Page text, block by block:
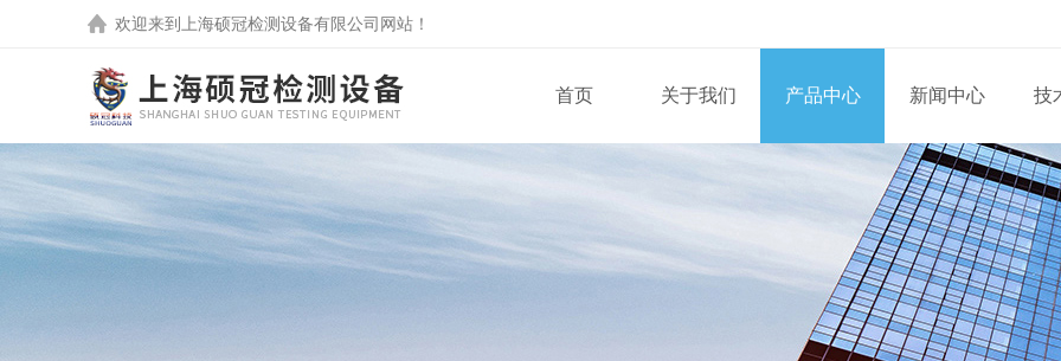
欢迎来到 上海硕冠检测设备有限公司 网站！
首页 关于我们 产品中心 新闻中心 技